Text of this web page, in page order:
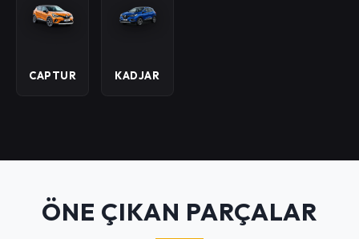
CAPTUR KADJAR
ÖNE ÇIKAN PARÇALAR